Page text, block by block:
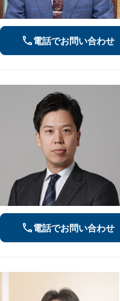
電話でお問い合わせ
電話でお問い合わせ